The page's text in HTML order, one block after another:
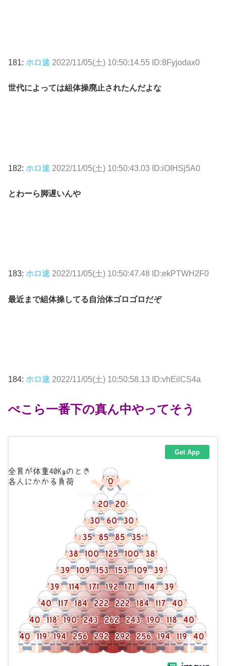
181: ホロ速 2022/11/05(土) 10:50:14.55 ID:8Fyjodax0
世代によっては組体操廃止されたんだよな
182: ホロ速 2022/11/05(土) 10:50:43.03 ID:iOIHSj5A0
とわーら脚遅いんや
183: ホロ速 2022/11/05(土) 10:50:47.48 ID:ekPTWH2F0
最近まで組体操してる自治体ゴロゴロだぞ
184: ホロ速 2022/11/05(土) 10:50:58.13 ID:vhEilCS4a
ぺこら一番下の真ん中やってそう